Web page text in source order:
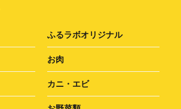
ふるラボオリジナル
お肉
カニ・エビ